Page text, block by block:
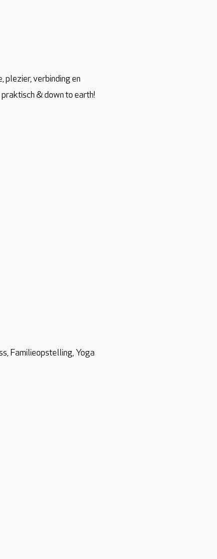
plezier, verbinding en
& down to earth!
Familieopstelling, Yoga